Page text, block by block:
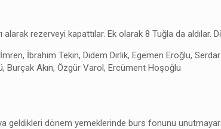
rezerveyi kapattılar. Ek olarak 8 Tuğla da aldılar.
İbrahim Tekin, Didem Dirlik, Egemen Eroğlu,
Burçak Akın, Özgür Varol, Ercüment Hoşoğlu
geldikleri dönem yemeklerinde burs fonunu